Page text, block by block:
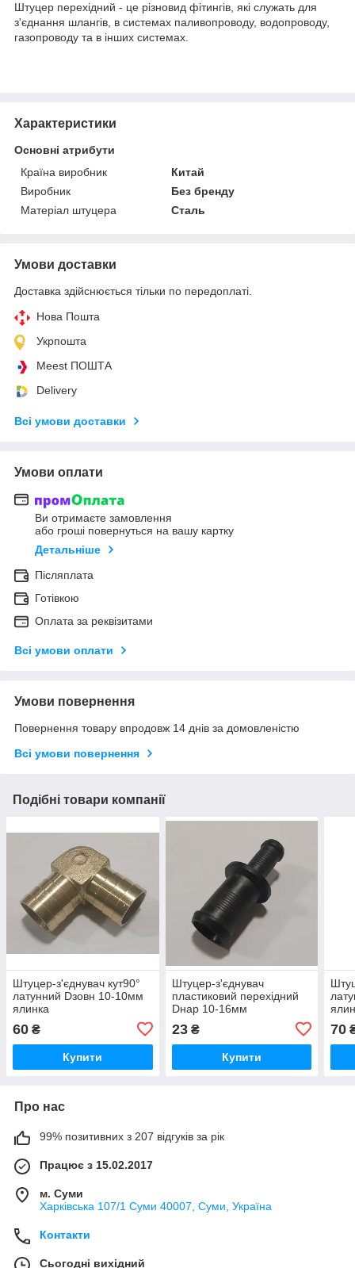
Штуцер перехідний - це різновид фітингів, які служать для
з'єднання шлангів, в системах паливопроводу, водопроводу,
газопроводу та в інших системах.
Характеристики
Основні атрибути
Країна виробник
Китай
Виробник
Без бренду
Матеріал штуцера
Сталь
Умови доставки
Доставка здійснюється тільки по передоплаті.
Нова Пошта
Укрпошта
Meest ПОШТА
Delivery
Всі умови доставки
Умови оплати
Ви отримаєте замовлення
або гроші повернуться на вашу картку
Детальніше
Післяплата
Готівкою
Оплата за реквізитами
Всі умови оплати
Умови повернення
Повернення товару впродовж 14 днів за домовленістю
Всі умови повернення
Подібні товари компанії
Штуцер-з'єднувач кут90°
латунний Dзовн 10-10мм
ялинка
60 ₴
Купити
Штуцер-з'єднувач
пластиковий перехідний
Dнар 10-16мм
23₴
Купити
70
Про нас
99% позитивних з 207 відгуків за рік
Працює з 15.02.2017
м. Суми
Харківська 107/1 Суми 40007, Суми, Україна
Контакти
Сьогодні вихідний